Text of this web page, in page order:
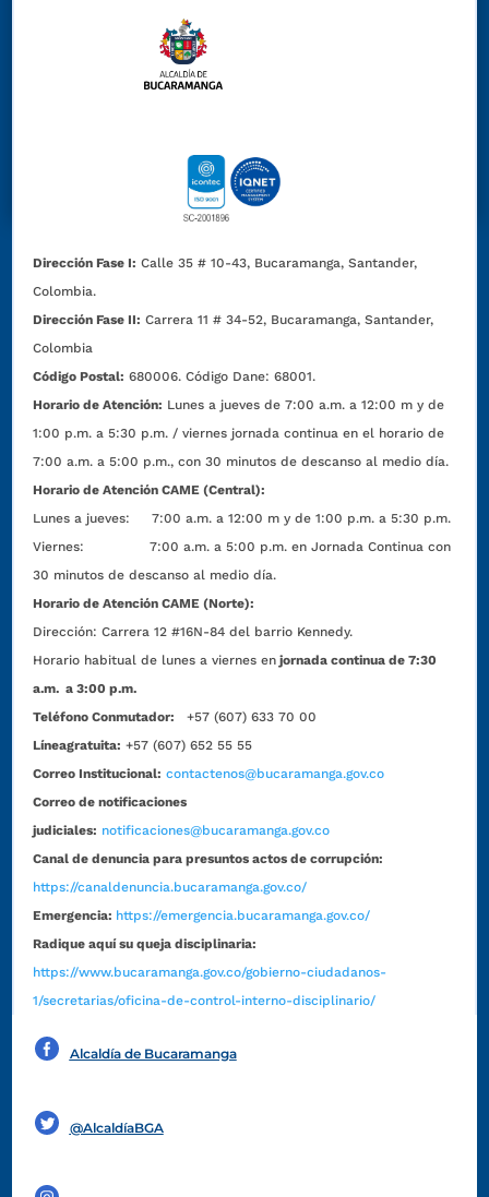
Dirección Fase I: Calle 35 # 10-43, Bucaramanga, Santander,
Colombia.
Dirección Fase II: Carrera 11 # 34-52, Bucaramanga, Santander,
Colombia
Código Postal: 680006. Código Dane: 68001.
Horario de Atención: Lunes a jueves de 7:00 a.m. a 12:00 m y de
1:00 p.m. a 5:30 p.m. / viernes jornada continua en el horario de
7:00 a.m. a 5:00 p.m., con 30 minutos de descanso al medio día.
Horario de Atención CAME (Central):
Lunes a jueves: 7:00 a.m. a 12:00 m y de 1:00 p.m. a 5:30 p.m.
Viernes: 7:00 a.m. a 5:00 p.m. en Jornada Continua con
30 minutos de descanso al medio día.
Horario de Atención CAME (Norte):
Dirección:Carrera 12 #16N-84 del barrio Kennedy.
Horario habitual de lunes a viernes en jornada continua de 7:30
a.m. a 3:00 p.m.
Teléfono Conmutador:
+57 (607) 633 70 00
Líneagratuita: +57 (607) 652 55 55
Correo Institucional: contactenos@bucaramanga.gov.co
Correo de notificaciones
judiciales: notificaciones@bucaramanga.gov.co
Canal de denuncia para presuntos actos de corrupción:
https://canaldenuncia.bucaramanga.gov.co/
Emergencia: https://emergencia.bucaramanga.gov.co/
Radique aquí su queja disciplinaria:
https://www.bucaramanga.gov.co/gobierno-ciudadanos-
1/secretarias/oficina-de-control-interno-disciplinario/
Alcaldía de Bucaramanga
@AlcaldíaBGA